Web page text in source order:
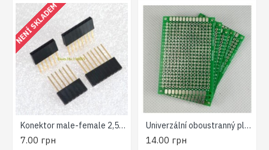
NENÍ SKLADEM
Konektor male-female 2,54 mm (10 pin)
7.00 грн
Univerzální oboustranný plošný spoj 40x60mm
14.00 грн